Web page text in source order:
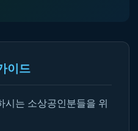
이드
시는 소상공인분들을 위